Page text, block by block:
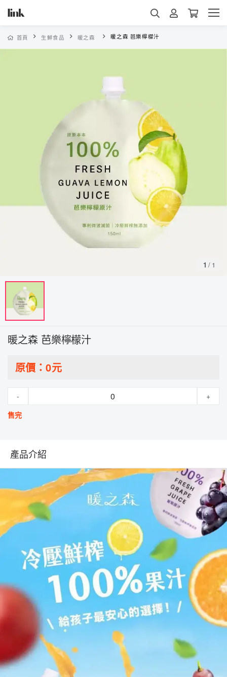
首頁 生鮮食品 暖之森 暖之森 芭樂檸檬汁
1 / 1
暖之森 芭樂檸檬汁
原價：0元
-
+
售完
產品介紹